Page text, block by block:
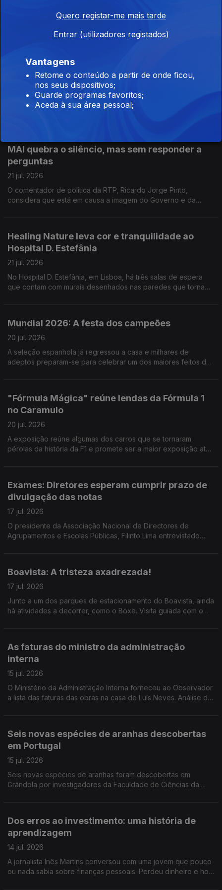
Quando as temperaturas sobem é preciso antecipar os
medidas de prevenção. Reportagem de Oriana Barcelos no
Dia Mundial do Cérebro: o alerta para a falta de
especialistas
22 jul. 2026
Há falta de especialistas de Neurologia em Portugal. Quem o
MAI quebra o silêncio, mas sem responder a
perguntas
21 jul. 2026
O comentador de politica da RTP, Ricardo Jorge Pinto,
considera que está em causa a imagem do Governo e da
Healing Nature leva cor e tranquilidade ao
Hospital D. Estefânia
21 jul. 2026
No Hospital D. Estefânia, em Lisboa, há três salas de espera
que contam com murais desenhados nas paredes que tornam
Mundial 2026: A festa dos campeões
20 jul. 2026
A seleção espanhola já regressou a casa e milhares de
adeptos preparam-se para celebrar um dos maiores feitos da
"Fórmula Mágica" reúne lendas da Fórmula 1
no Caramulo
20 jul. 2026
A exposição reúne algumas dos carros que se tornaram
pérolas da história da F1 e promete ser a maior exposição até
Exames: Diretores esperam cumprir prazo de
divulgação das notas
17 jul. 2026
O presidente da Associação Nacional de Directores de
Agrupamentos e Escolas Públicas, Filinto Lima entrevistado
Boavista: A tristeza axadrezada!
17 jul. 2026
Junto a um dos parques de estacionamento do Boavista, ainda
há atividades a decorrer, como o Boxe. Visita guiada com o
As faturas do ministro da administração
interna
15 jul. 2026
O Ministério da Administração Interna forneceu ao Observador
a lista das faturas das obras na casa de Luís Neves. Análise de
Seis novas espécies de aranhas descobertas
em Portugal
15 jul. 2026
Seis novas espécies de aranhas foram descobertas em
Grândola por investigadores da Faculdade de Ciências da
Dos erros ao investimento: uma história de
aprendizagem
14 jul. 2026
A jornalista Inês Martins conversou com uma jovem que pouco
ou nada sabia sobre finanças pessoais. Perdeu dinheiro e hoje
Quero registar-me mais tarde
Entrar (utilizadores registados)
Vantagens
Retome o conteúdo a partir de onde ficou,
nos seus dispositivos;
Guarde programas favoritos;
Aceda à sua área pessoal;